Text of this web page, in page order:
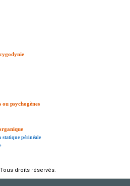
ou psychogènes
statique périnéale
droits réservés.